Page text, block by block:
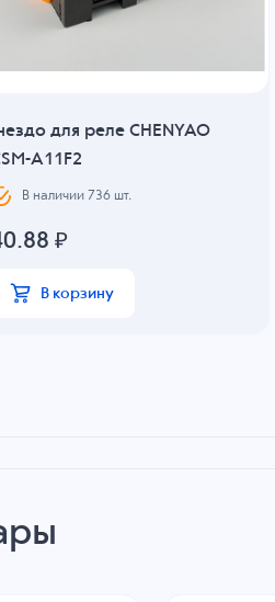
для реле CHENYAO
A11F2
В наличии 736шт.
₽
В корзину